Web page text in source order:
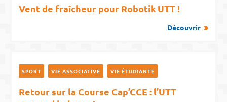
Vent de fraîcheur pour Robotik UTT !
Découvrir
SPORT VIE ASSOCIATIVE VIE ÉTUDIANTE
Retour sur la Course Cap’CCE : l’UTT